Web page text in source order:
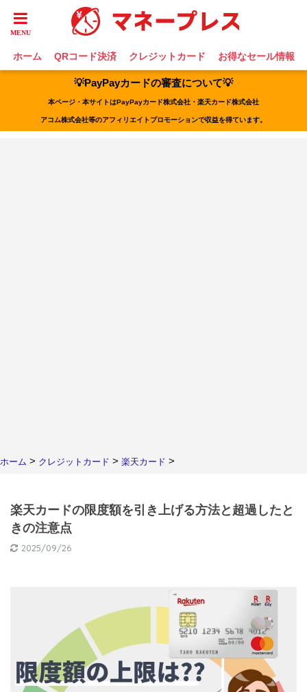
ホーム QRコード決済 クレジットカード お得なセール情報
💡PayPayカードの審査について💡
本ページ・本サイトはPayPayカード株式会社・楽天カード株式会社
アコム株式会社等のアフィリエイトプロモーションで収益を得ています。
ホーム > クレジットカード > 楽天カード >
楽天カードの限度額を引き上げる方法と超過したと
きの注意点
2025/09/26